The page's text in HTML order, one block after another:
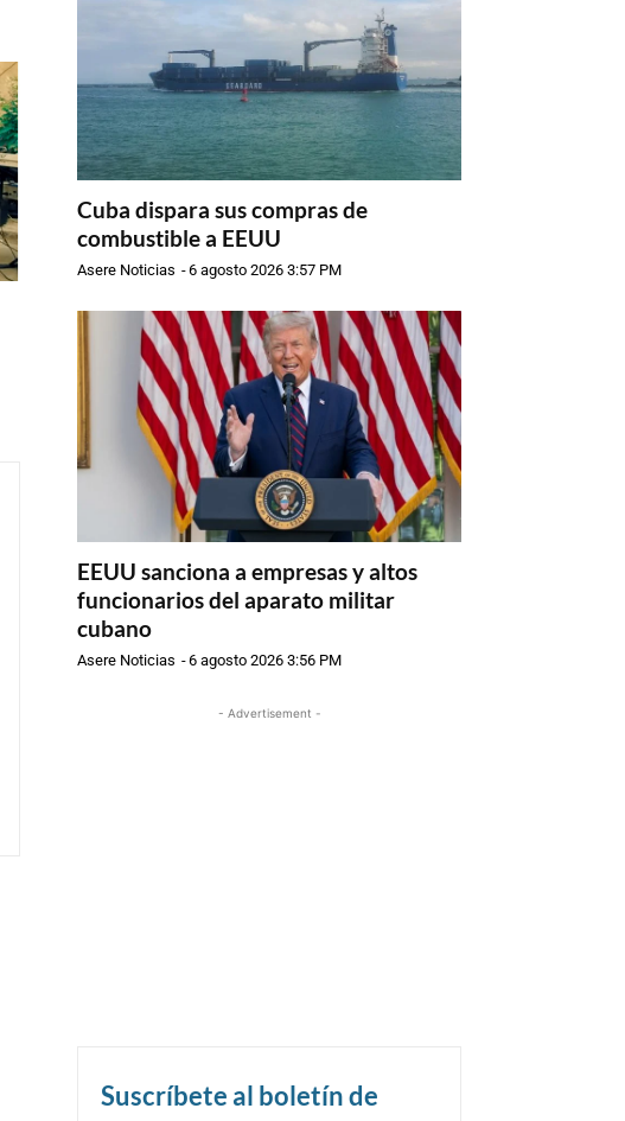
Cuba dispara sus compras de
combustible a EEUU
Asere Noticias -6 agosto 2026 3:57 PM
EEUU sanciona a empresas y altos
funcionarios del aparato militar
cubano
Asere Noticias -6 agosto 2026 3:56 PM
- Advertisement -
Suscríbete al boletín de